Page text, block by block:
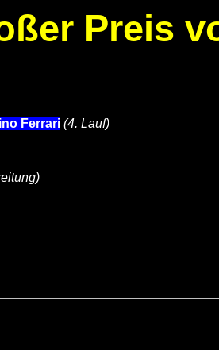
Preis
Ferrari (4. Lauf)